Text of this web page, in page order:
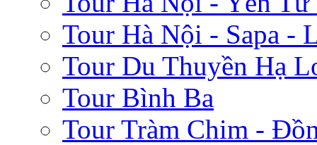
Tour Hà Nội - Sapa -
Tour Du Thuyền Hạ
Tour Bình Ba
Tour Tràm Chim -